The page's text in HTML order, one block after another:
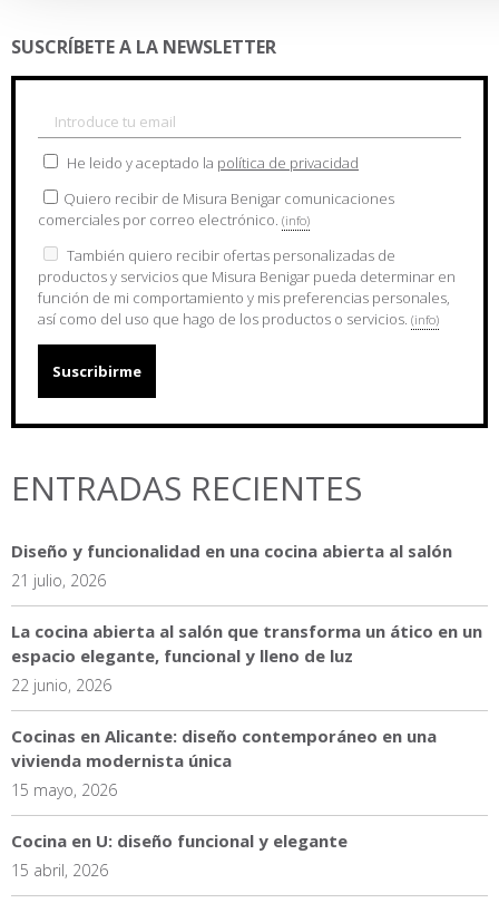
SUSCRÍBETE A LA NEWSLETTER
He leido y aceptado la política de privacidad
Quiero recibir de Misura Benigar comunicaciones
comerciales por correo electrónico. (info)
También quiero recibir ofertas personalizadas de
productos y servicios que Misura Benigar pueda determinar en
función de mi comportamiento y mis preferencias personales,
así como del uso que hago de los productos o servicios. (info)
ENTRADAS RECIENTES
Diseño y funcionalidad en una cocina abierta al salón
21 julio, 2026
La cocina abierta al salón que transforma un ático en un
espacio elegante, funcional y lleno de luz
22 junio, 2026
Cocinas en Alicante: diseño contemporáneo en una
vivienda modernista única
15 mayo, 2026
Cocina en U: diseño funcional y elegante
15 abril, 2026